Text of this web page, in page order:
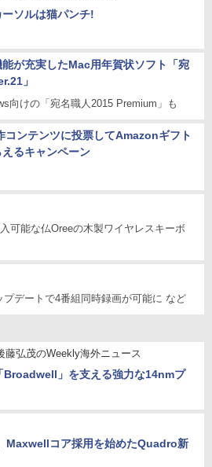
ーソルは猫パンチ!
が充実したMac用年賀状ソフト「宛
」
向けの「宛名職人2015 Premium」も
コンテンツに投票してAmazonギフト
るキャンペーン
可能な仏Oreeの木製ワイヤレスキーボ
プデートで4番組同時録画が可能に など
藤弘茂のWeekly海外ニュース
Broadwell」を支える強力な14nmプ
Maxwellコア採用を始めたQuadro新